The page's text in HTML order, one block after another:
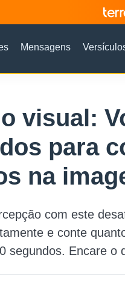
Mensagens
visual:
para
na
com este
e conte
segundos. Encare o